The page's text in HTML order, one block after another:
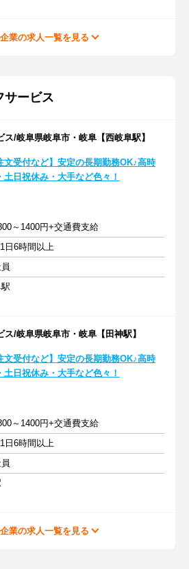
業の求人一覧を見る
サービス
/岐阜県岐阜市・岐阜【西岐阜駅】
文受付など】安定の長期勤務OK♪高時
土日祝休み・大手など色々！
～1400円+交通費支給
日6時間以上
/岐阜県岐阜市・岐阜【田神駅】
文受付など】安定の長期勤務OK♪高時
土日祝休み・大手など色々！
～1400円+交通費支給
日6時間以上
業の求人一覧を見る